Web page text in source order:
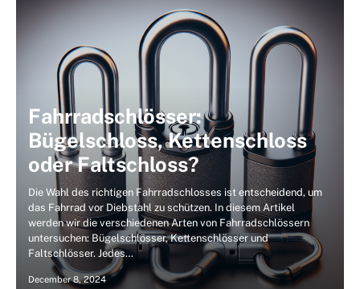
Fahrradschlösser:
Bügelschloss, Kettenschloss
oder Faltschloss?
Die Wahl des richtigen Fahrradschlosses ist entscheidend, um
das Fahrrad vor Diebstahl zu schützen. In diesem Artikel
werden wir die verschiedenen Arten von Fahrradschlössern
untersuchen: Bügelschlösser, Kettenschlösser und
Faltschlösser. Jedes…
December 8, 2024